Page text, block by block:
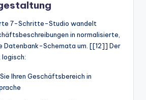
7-Schritte-Studio wandelt
in normalisierte,
Datenbank-Schemata um. [[12]] Der
Ihren Geschäftsbereich in